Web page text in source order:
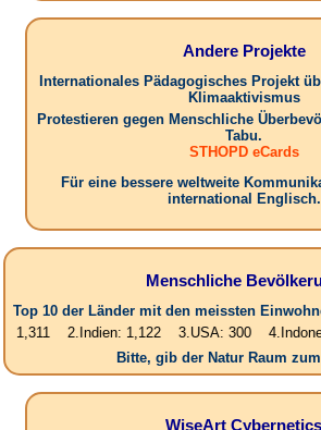
Andere Projekte
Internationales Pädagogisches Projekt
Klimaaktivismus
Protestieren gegen Menschliche
Tabu.
STHOPD eCards
Für eine bessere weltweite
international Englisch.
Menschliche
Top 10 der Länder mit den meissten
2.Indien: 1,122 3.USA: 300 4.Indonesien:
Bitte, gib der Natur Raum
WiseArt Cybernetics